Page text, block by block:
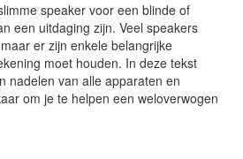
speaker voor een blinde of
een uitdaging zijn. Veel speakers
er zijn enkele belangrijke
moet houden. In deze tekst
nadelen van alle apparaten en
om je te helpen een weloverwogen